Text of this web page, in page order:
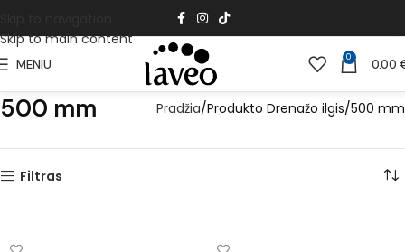
Skip to main content
MENIU 0 0.00
500 mm Pradžia Produkto Drenažo ilgis 500 mm
Filtras